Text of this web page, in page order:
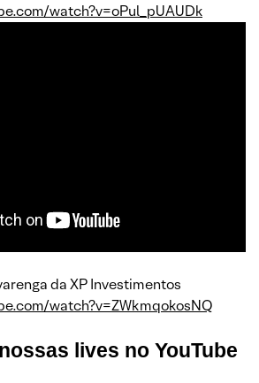
watch?v=oPul_pUAUDk
da XP Investimentos
watch?v=ZWkmqokosNQ
lives no YouTube